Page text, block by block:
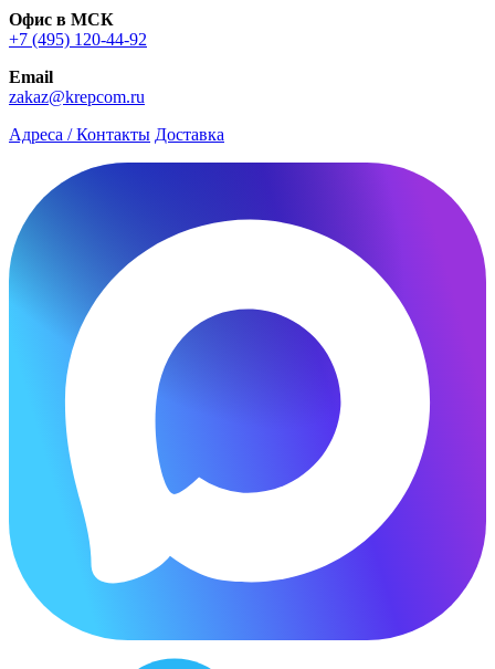
Офис в МСК
+7 (495) 120-44-92
Email
zakaz@krepcom.ru
Адреса / Контакты Доставка